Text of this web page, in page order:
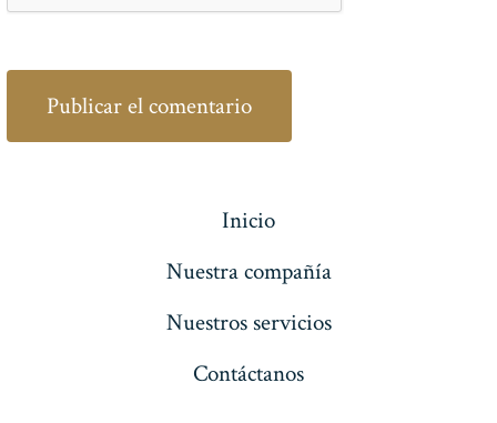
Inicio
Nuestra compañía
Nuestros servicios
Contáctanos